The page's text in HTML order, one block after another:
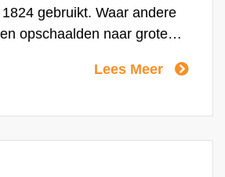
gebruikt. Waar andere
opschaalden naar grote
in plaats van kwantiteit. De
zorgen voor een intense
rijk en robuust karakter.
Lees Meer